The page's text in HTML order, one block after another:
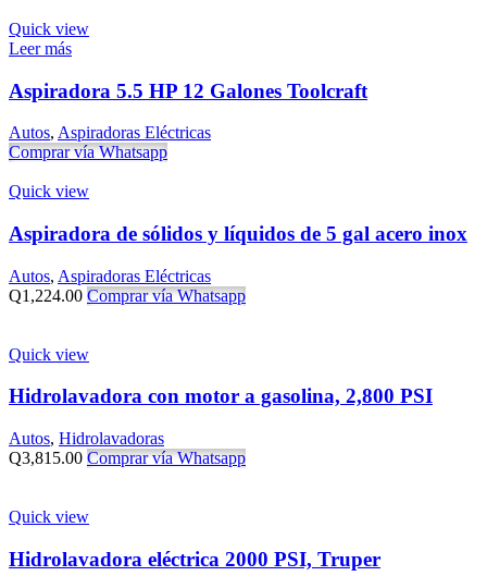
Quick view
Leer más
Aspiradora 5.5 HP 12 Galones Toolcraft
Autos, Aspiradoras Eléctricas
Comprar vía Whatsapp
Quick view
Aspiradora de sólidos y líquidos de 5 gal acero inox
Autos, Aspiradoras Eléctricas
Q1,224.00 Comprar vía Whatsapp
Quick view
Hidrolavadora con motor a gasolina, 2,800 PSI
Autos, Hidrolavadoras
Q3,815.00 Comprar vía Whatsapp
Quick view
Hidrolavadora eléctrica 2000 PSI, Truper